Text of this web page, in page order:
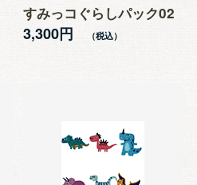
すみっコぐらしパック02
3,300円